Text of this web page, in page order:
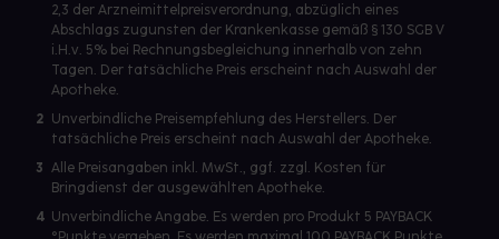
2,3 der Arzneimittelpreisverordnung, abzüglich eines
Abschlags zugunsten der Krankenkasse gemäß § 130 SGB V
i.H.v. 5% bei Rechnungsbegleichung innerhalb von zehn
Tagen. Der tatsächliche Preis erscheint nach Auswahl der
Apotheke.
2 Unverbindliche Preisempfehlung des Herstellers. Der
tatsächliche Preis erscheint nach Auswahl der Apotheke.
3 Alle Preisangaben inkl. MwSt., ggf. zzgl. Kosten für
Bringdienst der ausgewählten Apotheke.
4 Unverbindliche Angabe. Es werden pro Produkt 5 PAYBACK